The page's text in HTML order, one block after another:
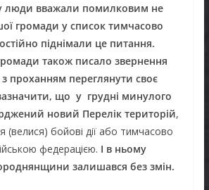
люди вважали помилковим не
громади у список тимчасово
піднімали це питання.
також писало звернення
з проханням переглянути своє
що у грудні минулого
новий Перелік територій,
(велися) бойові дії або тимчасово
федерацією. І в ньому
залишався без змін.